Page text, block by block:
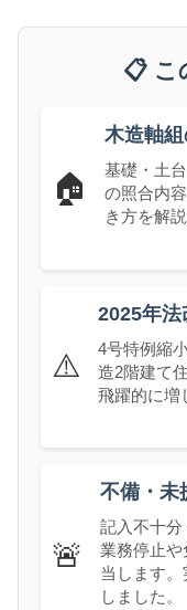
📋 こ
🏠
木造軸
基礎・土
の照合内
き方を解説
⚠️
2025年法
4号特例縮
造2階建て
飛躍的に増
🚨
不備・未
記入不十分
業務停止
当します
しました。